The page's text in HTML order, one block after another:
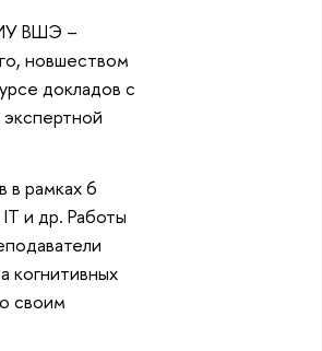
ВШЭ –
новшеством
докладов с
в рамках 6
и др. Работы
когнитивных
своим